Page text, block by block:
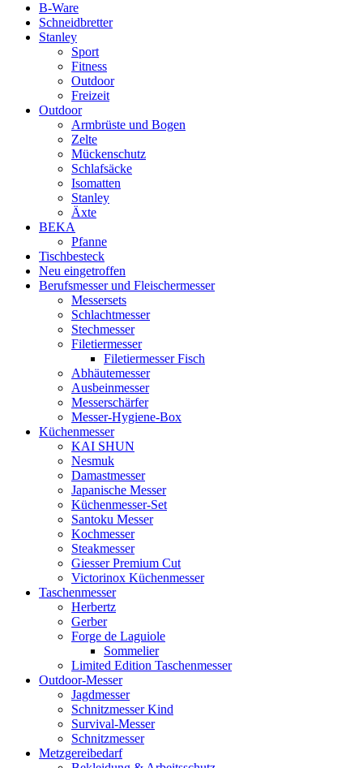
B-Ware
Schneidbretter
Stanley
Sport
Fitness
Outdoor
Freizeit
Outdoor
Armbrüste und Bogen
Zelte
Mückenschutz
Schlafsäcke
Isomatten
Stanley
Äxte
BEKA
Pfanne
Tischbesteck
Neu eingetroffen
Berufsmesser und Fleischermesser
Messersets
Schlachtmesser
Stechmesser
Filetiermesser
Filetiermesser Fisch
Abhäutemesser
Ausbeinmesser
Messerschärfer
Messer-Hygiene-Box
Küchenmesser
KAI SHUN
Nesmuk
Damastmesser
Japanische Messer
Küchenmesser-Set
Santoku Messer
Kochmesser
Steakmesser
Giesser Premium Cut
Victorinox Küchenmesser
Taschenmesser
Herbertz
Gerber
Forge de Laguiole
Sommelier
Limited Edition Taschenmesser
Outdoor-Messer
Jagdmesser
Schnitzmesser Kind
Survival-Messer
Schnitzmesser
Metzgereibedarf